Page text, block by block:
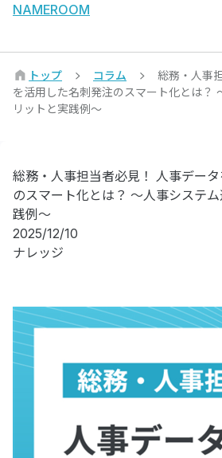
NAMEROOM
トップ コラム
総務・人事
を活用した名刺発注のスマート化とは？
リットと実践例〜
総務・人事担当者必見！ 人事デー
のスマート化とは？ 〜人事システ
践例〜
2025/12/10
ナレッジ